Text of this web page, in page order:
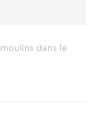
dans le